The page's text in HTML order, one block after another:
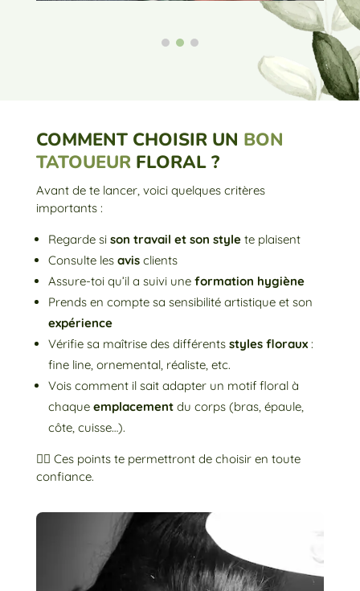
COMMENT CHOISIR UN BON
TATOUEUR FLORAL ?
Avant de te lancer, voici quelques critères
importants :
Regarde sison travail et son style te plaisent
Consulte les avisclients
Assure-toi qu’il a suivi une formation hygiène
Prends en compte sa sensibilité artistique et son
expérience
Vérifie sa maîtrise des différents styles floraux:
fine line, ornemental, réaliste, etc.
Vois comment il sait adapter un motif floral à
chaque emplacementdu corps (bras, épaule,
côte, cuisse…).
👉🏼 Ces points te permettront de choisir en toute
confiance.